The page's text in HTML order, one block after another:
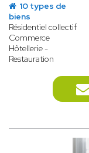
10 types de
biens
Résidentiel collectif
Commerce
Hôtellerie -
Restauration